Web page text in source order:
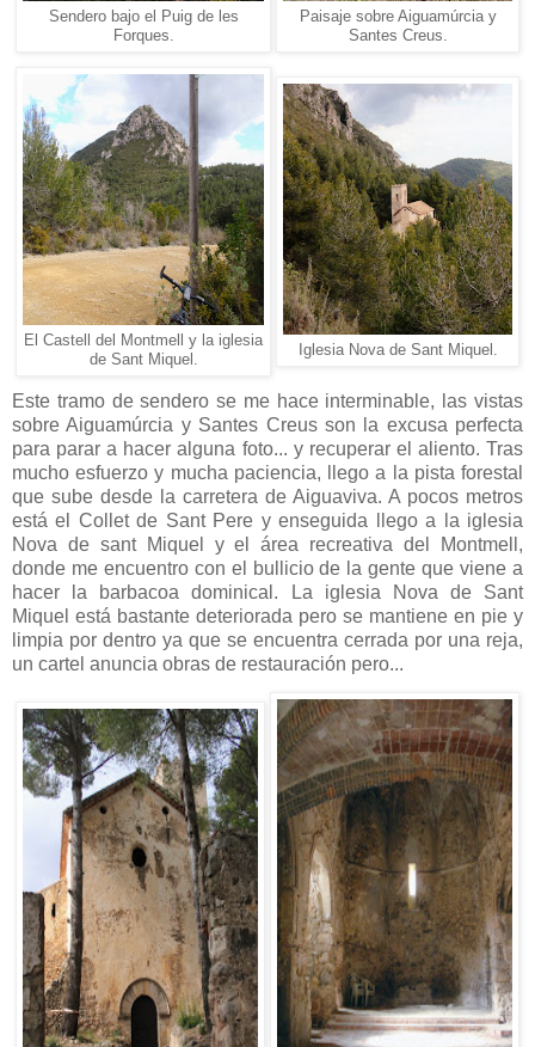
Sendero bajo el Puig de les
Forques.
Paisaje sobre Aiguamúrcia y
Santes Creus.
El Castell del Montmell y la iglesia
de Sant Miquel.
Iglesia Nova de Sant Miquel.
Este tramo de sendero se me hace interminable, las vistas
sobre Aiguamúrcia y Santes Creus son la excusa perfecta
para parar a hacer alguna foto... y recuperar el aliento. Tras
mucho esfuerzo y mucha paciencia, llego a la pista forestal
que sube desde la carretera de Aiguaviva. A pocos metros
está el Collet de Sant Pere y enseguida llego a la iglesia
Nova de sant Miquel y el área recreativa del Montmell,
donde me encuentro con el bullicio de la gente que viene a
hacer la barbacoa dominical. La iglesia Nova de Sant
Miquel está bastante deteriorada pero se mantiene en pie y
limpia por dentro ya que se encuentra cerrada por una reja,
un cartel anuncia obras de restauración pero...